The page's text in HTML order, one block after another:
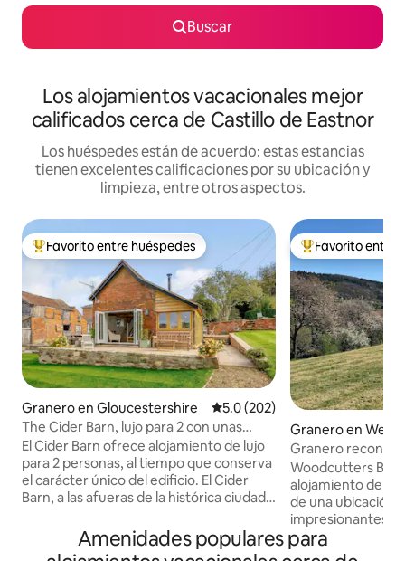
Buscar
Los alojamientos vacacionales mejor
calificados cerca de Castillo de Eastnor
Los huéspedes están de acuerdo: estas estancias
tienen excelentes calificaciones por su ubicación y
limpieza, entre otros aspectos.
De los mejores en Favorito entre huéspedes
Favorito entre huéspedes
Granero en Gloucestershire Calificación promedio: 5.0 de
5.0 (202)
The Cider Barn, lujo para 2 con unas
vistas preciosas.
El Cider Barn ofrece alojamiento de lujo
para 2 personas, al tiempo que conserva
el carácter único del edificio. El Cider
Barn, a las afueras de la histórica ciudad
ubicación rural idílica, impresionantes
vistas y paseos y ciclismo sin igual.
De los mejores
Favorito entre
Granero en
Granero
Ledbury y
Woodcutters
alojamiento de
de una ubicación
impresionantes
ciclismo inigualables. Ubicado
afueras de la
Amenidades populares para